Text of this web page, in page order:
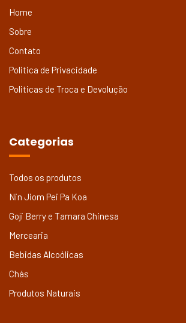
Home
Sobre
Contato
Politica de Privacidade
Politicas de Troca e Devolução
Categorias
Todos os produtos
Nin Jiom Pei Pa Koa
Goji Berry e Tamara Chinesa
Mercearia
Bebidas Alcoólicas
Chás
Produtos Naturais